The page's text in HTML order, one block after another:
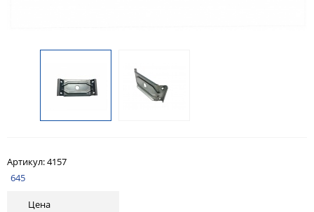
Артикул:4157
645
Цена